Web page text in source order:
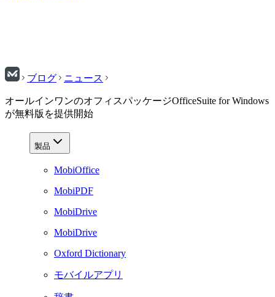
ブログ ニュース
オールインワンのオフィスパッケージOfficeSuite for Windows
が無料版を提供開始
製品
MobiOffice
MobiPDF
MobiDrive
MobiDrive
Oxford Dictionary
モバイルアプリ